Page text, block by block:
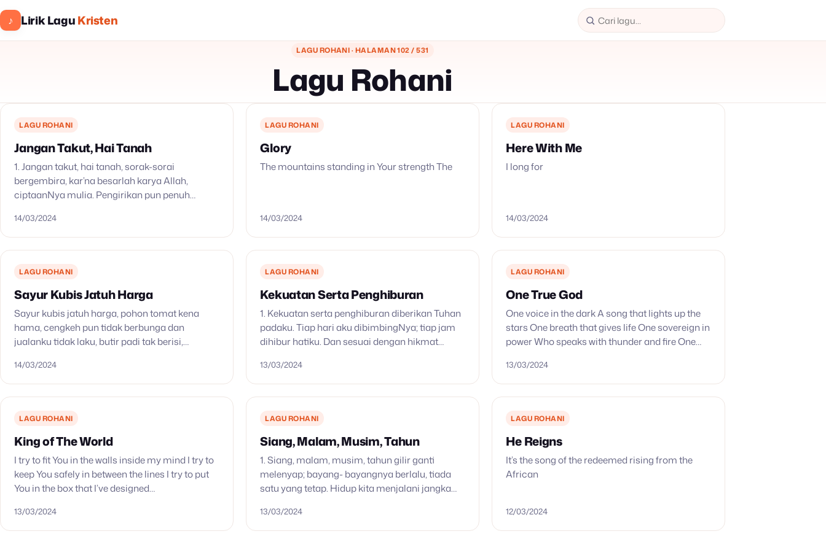
♪ Lirik LaguKristen
LAGU ROHANI · HALAMAN 102 / 531
Lagu Rohani
LAGU ROHANI
Jangan Takut, Hai Tanah
1. Jangan takut, hai tanah, sorak-sorai
bergembira, kar’na besarlah karya Allah,
ciptaanNya mulia. Pengirikan pun penuh
Isinya. Pengirikan pun penuh dengan padi,
lumbung-lumbung Limpah ruah isinya. 2.…
14/03/2024
LAGU ROHANI
Glory
The mountains standing in Your strength The
14/03/2024
LAGU ROHANI
Here With Me
I long for
14/03/2024
LAGU ROHANI
Sayur Kubis Jatuh Harga
Sayur kubis jatuh harga, pohon tomat kena
hama, cengkeh pun tidak berbunga dan
jualanku tidak laku, butir padi tak berisi,
sudah habis, kar’na terpaksa aku jual.…
14/03/2024
LAGU ROHANI
Kekuatan Serta Penghiburan
1. Kekuatan serta penghiburan diberikan Tuhan
padaku. Tiap hari aku dibimbingNya; tiap jam
dihibur hatiku. Dan sesuai dengan hikmat
derita bergantian memperkuat imanku. 2.…
13/03/2024
LAGU ROHANI
One True God
One voice in the dark A song that lights up the
stars One breath that gives life One sovereign in
power Who speaks with thunder and fire One
13/03/2024
LAGU ROHANI
King of The World
I try to fit You in the walls inside my mind I try to
keep You safely in between the lines I try to put
You in the box that I’ve designed…
13/03/2024
LAGU ROHANI
Siang, Malam, Musim, Tahun
1. Siang, malam, musim, tahun gilir ganti
melenyap; bayang- bayangnya berlalu, tiada
satu yang tetap. Hidup kita menjalani jangka
tanggung jawabnya. 2. Orang hidup
ditinggalkan…
13/03/2024
LAGU ROHANI
He Reigns
It’s the song of the redeemed rising from the
African
12/03/2024